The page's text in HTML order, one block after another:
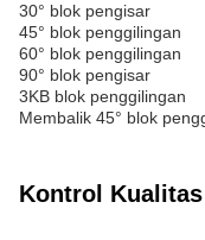
30° blok pengisar
45° blok penggilingan
60° blok penggilingan
90° blok pengisar
3KB blok penggilingan
Membalik 45° blok
Kontrol Kualitas